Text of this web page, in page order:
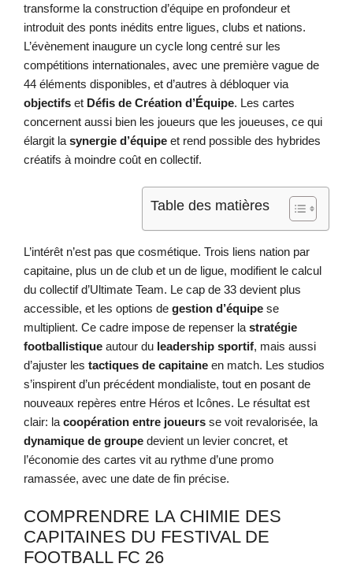
transforme la construction d’équipe en profondeur et
introduit des ponts inédits entre ligues, clubs et nations.
L’évènement inaugure un cycle long centré sur les
compétitions internationales, avec une première vague de
44 éléments disponibles, et d’autres à débloquer via
objectifs et Défis de Création d’Équipe. Les cartes
concernent aussi bien les joueurs que les joueuses, ce qui
élargit la synergie d’équipe et rend possible des hybrides
créatifs à moindre coût en collectif.
Table des matières
L’intérêt n’est pas que cosmétique. Trois liens nation par
capitaine, plus un de club et un de ligue, modifient le calcul
du collectif d’Ultimate Team. Le cap de 33 devient plus
accessible, et les options de gestion d’équipe se
multiplient. Ce cadre impose de repenser la stratégie
footballistique autour du leadership sportif, mais aussi
d’ajuster les tactiques de capitaine en match. Les studios
s’inspirent d’un précédent mondialiste, tout en posant de
nouveaux repères entre Héros et Icônes. Le résultat est
clair: la coopération entre joueurs se voit revalorisée, la
dynamique de groupe devient un levier concret, et
l’économie des cartes vit au rythme d’une promo
ramassée, avec une date de fin précise.
COMPRENDRE LA CHIMIE DES
CAPITAINES DU FESTIVAL DE
FOOTBALL FC 26